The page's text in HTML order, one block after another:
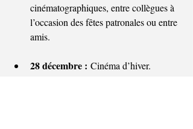
cinématographiques, entre collègues à
l’occasion des fêtes patronales ou entre
amis.
28 décembre : Cinéma d’hiver.